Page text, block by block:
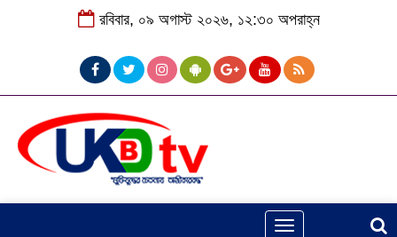
রবিবার, ০৯ অগাস্ট ২০২৬, ১২:৩০ অপরাহ্ন
Toggle